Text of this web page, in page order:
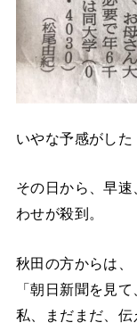
いやな予感がした
その日から、早
わせが殺到。
秋田の方からは、
「朝日新聞を見
私、まだまだ、